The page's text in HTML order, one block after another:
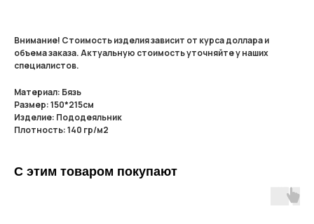
Внимание! Стоимость изделия зависит от курса доллара и
объема заказа. Актуальную стоимость уточняйте у наших
специалистов.
Материал: Бязь
Размер: 150*215см
Изделие: Пододеяльник
Плотность: 140 гр/м2
С этим товаром покупают